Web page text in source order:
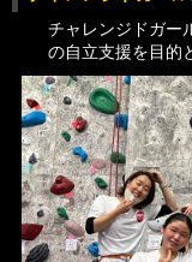
チャレンジドガー
の自立支援を目的